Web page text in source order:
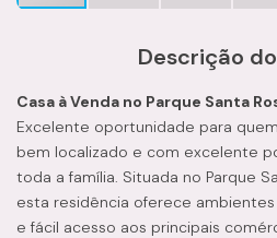
Descrição
Casa à Venda no Parque Santa
Excelente oportunidade para
bem localizado e com excelente
toda a família. Situada no Parque
esta residência oferece
e fácil acesso aos principais